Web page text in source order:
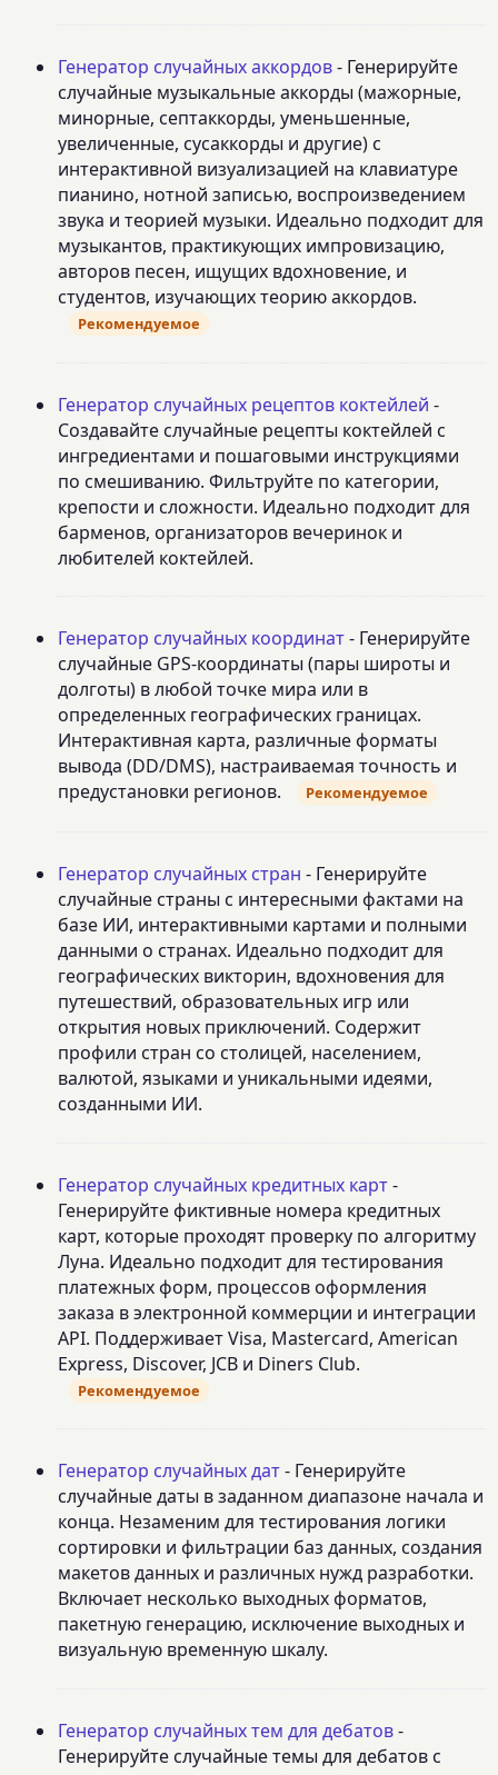
Генератор случайных аккордов- Генерируйте
случайные музыкальные аккорды (мажорные,
минорные, септаккорды, уменьшенные,
увеличенные, сусаккорды и другие) с
интерактивной визуализацией на клавиатуре
пианино, нотной записью, воспроизведением
звука и теорией музыки. Идеально подходит для
музыкантов, практикующих импровизацию,
авторов песен, ищущих вдохновение, и
студентов, изучающих теорию аккордов.
Рекомендуемое
Генератор случайных рецептов коктейлей -
Создавайте случайные рецепты коктейлей с
ингредиентами и пошаговыми инструкциями
по смешиванию. Фильтруйте по категории,
крепости и сложности. Идеально подходит для
барменов, организаторов вечеринок и
любителей коктейлей.
Генератор случайных координат- Генерируйте
случайные GPS-координаты (пары широты и
долготы) в любой точке мира или в
определенных географических границах.
Интерактивная карта, различные форматы
вывода (DD/DMS), настраиваемая точность и
предустановки регионов.
Рекомендуемое
Генератор случайных стран - Генерируйте
случайные страны с интересными фактами на
базе ИИ, интерактивными картами и полными
данными о странах. Идеально подходит для
географических викторин, вдохновения для
путешествий, образовательных игр или
открытия новых приключений. Содержит
профили стран со столицей, населением,
валютой, языками и уникальными идеями,
созданными ИИ.
Генератор случайных кредитных карт-
Генерируйте фиктивные номера кредитных
карт, которые проходят проверку по алгоритму
Луна. Идеально подходит для тестирования
платежных форм, процессов оформления
заказа в электронной коммерции и интеграции
API. Поддерживает Visa, Mastercard, American
Express, Discover, JCB и Diners Club.
Рекомендуемое
Генератор случайных дат- Генерируйте
случайные даты в заданном диапазоне начала и
конца. Незаменим для тестирования логики
сортировки и фильтрации баз данных, создания
макетов данных и различных нужд разработки.
Включает несколько выходных форматов,
пакетную генерацию, исключение выходных и
визуальную временную шкалу.
Генератор случайных тем для дебатов-
Генерируйте случайные темы для дебатов с